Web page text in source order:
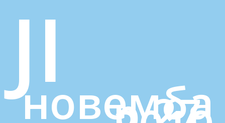
JI
новемба